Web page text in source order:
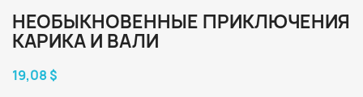
НЕОБЫКНОВЕННЫЕ ПРИКЛЮЧЕНИЯ
КАРИКА И ВАЛИ
19,08 $